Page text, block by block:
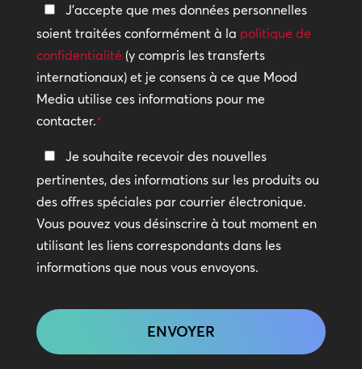
Politique
de
confidentialité
*
J'accepte que mes données personnelles
soient traitées conformément à la politique de
confidentialité (y compris les transferts
internationaux) et je consens à ce que Mood
Media utilise ces informations pour me
contacter.*
Restez
en
contact
Je souhaite recevoir des nouvelles
pertinentes, des informations sur les produits ou
des offres spéciales par courrier électronique.
Vous pouvez vous désinscrire à tout moment en
utilisant les liens correspondants dans les
informations que nous vous envoyons.